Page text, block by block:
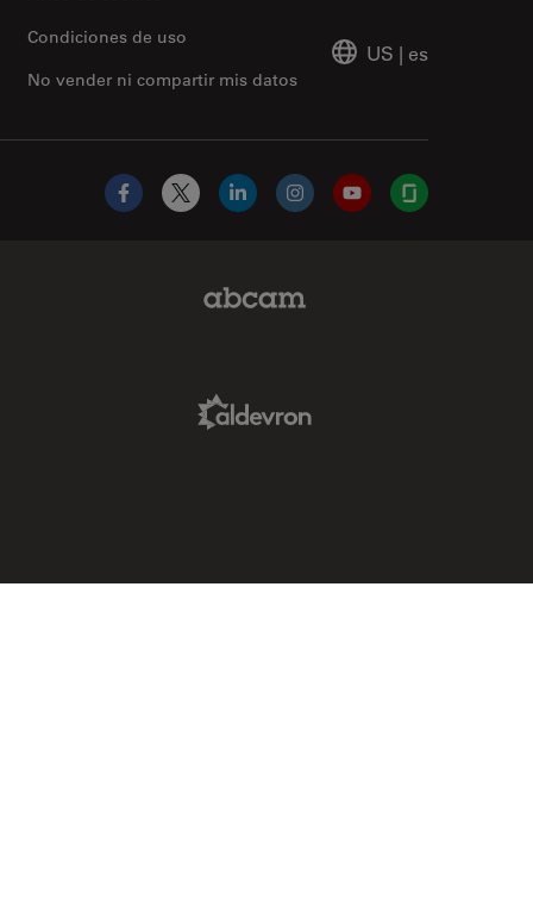
No vender ni compartir mis datos
Condiciones de uso
US | es
Facebook
X LinkedInInstagramYouTubeGlassdoor